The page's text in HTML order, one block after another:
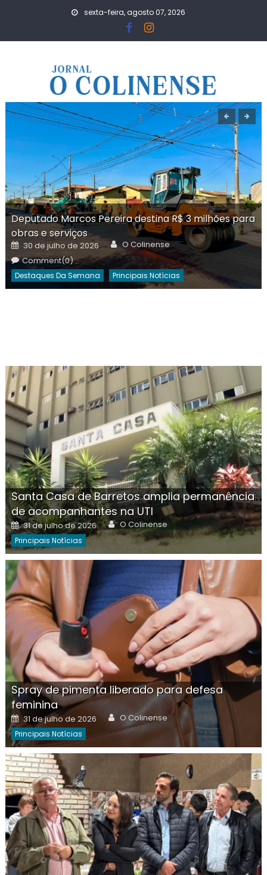
sexta-feira, agosto 07, 2026
Deputado Marcos Pereira destina R$ 3 milhões para
obras e serviços
Posted
on
30 de julho de 2026 Author
O Colinense
Comment(0)
Destaques Da Semana Principais Notícias
Santa Casa de Barretos amplia permanência
de acompanhantes na UTI
Posted
on
31 de julho de 2026 Author
O Colinense
Principais Notícias
Spray de pimenta liberado para defesa
feminina
Posted
on
31 de julho de 2026 Author
O Colinense
Principais Notícias